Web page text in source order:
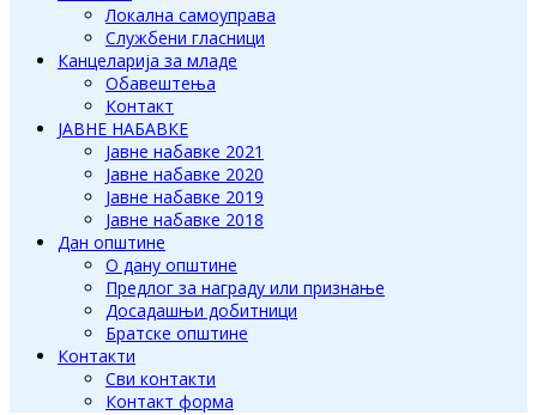
Локална самоуправа
Службени гласници
Канцеларија за младе
Обавештења
Контакт
ЈАВНЕ НАБАВКЕ
Јавне набавке 2021
Јавне набавке 2020
Јавне набавке 2019
Јавне набавке 2018
Дан општине
О дану општине
Предлог за награду или признање
Досадашњи добитници
Братске општине
Контакти
Сви контакти
Контакт форма